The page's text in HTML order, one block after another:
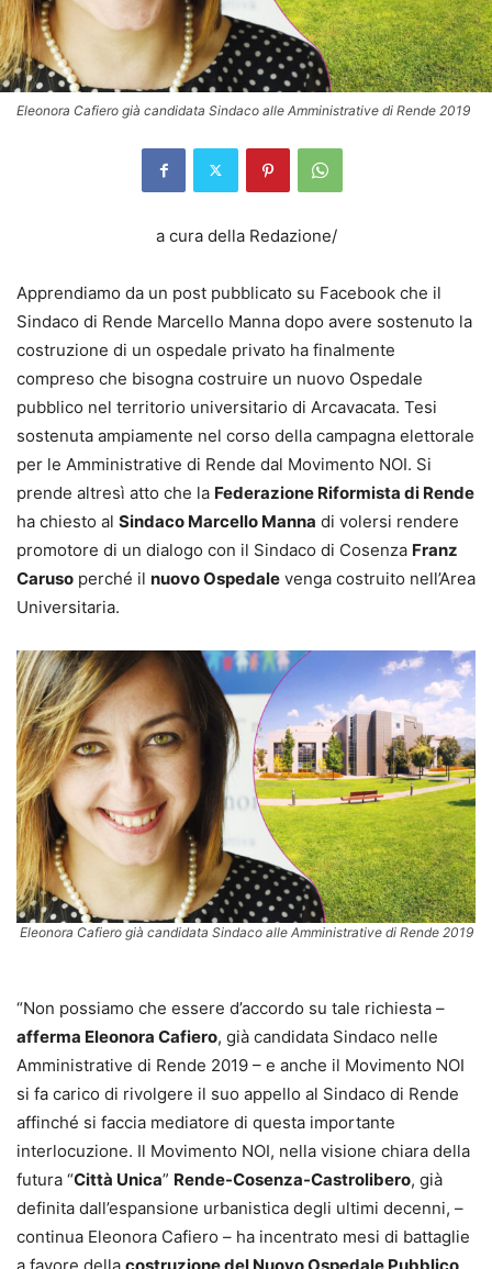
Eleonora Cafiero già candidata Sindaco alle Amministrative di Rende 2019
a cura della Redazione/
Apprendiamo da un post pubblicato su Facebook che il
Sindaco di Rende Marcello Manna dopo avere sostenuto la
costruzione di un ospedale privato ha finalmente
compreso che bisogna costruire un nuovo Ospedale
pubblico nel territorio universitario di Arcavacata. Tesi
sostenuta ampiamente nel corso della campagna elettorale
per le Amministrative di Rende dal Movimento NOI. Si
prende altresì atto che la Federazione Riformista di Rende
ha chiesto al Sindaco Marcello Manna di volersi rendere
promotore di un dialogo con il Sindaco di Cosenza Franz
Caruso perché il nuovo Ospedale venga costruito nell’Area
Universitaria.
Eleonora Cafiero già candidata Sindaco alle Amministrative di Rende 2019
“Non possiamo che essere d’accordo su tale richiesta –
afferma Eleonora Cafiero, già candidata Sindaco nelle
Amministrative di Rende 2019 – e anche il Movimento NOI
si fa carico di rivolgere il suo appello al Sindaco di Rende
affinché si faccia mediatore di questa importante
interlocuzione. Il Movimento NOI, nella visione chiara della
futura “Città Unica” Rende-Cosenza-Castrolibero, già
definita dall’espansione urbanistica degli ultimi decenni, –
continua Eleonora Cafiero – ha incentrato mesi di battaglie
a favore della costruzione del Nuovo Ospedale Pubblico